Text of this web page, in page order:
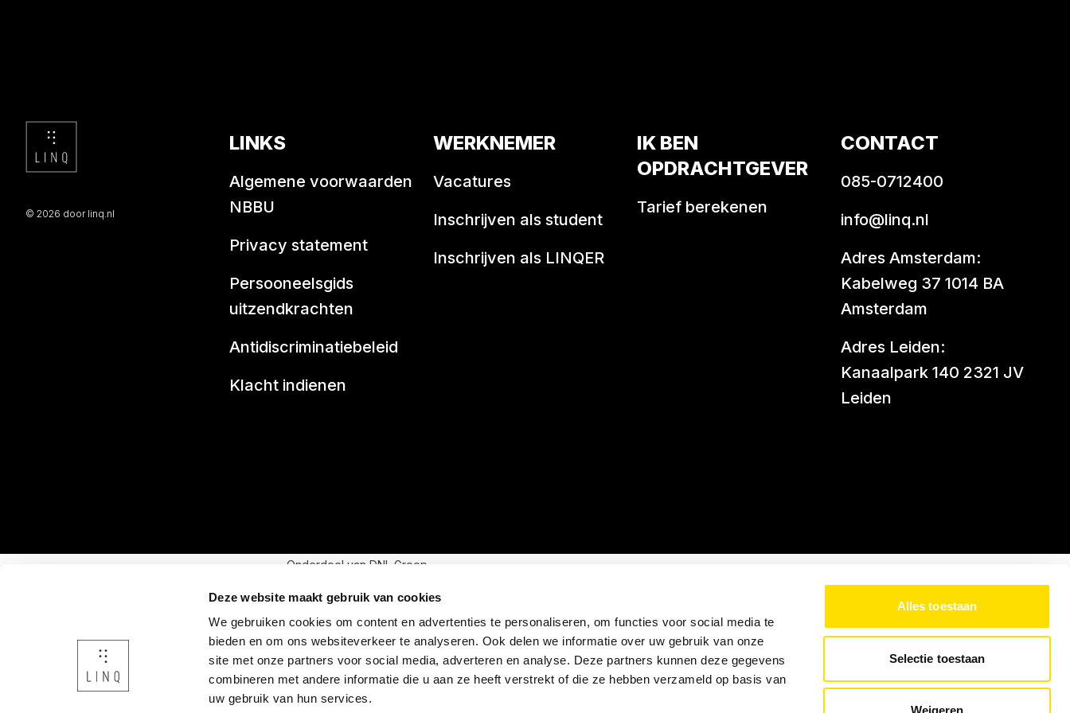
Deze website maakt gebruik van cookies
We gebruiken cookies om content en advertenties te personaliseren, om functies voor social media te
bieden en om ons websiteverkeer te analyseren. Ook delen we informatie over uw gebruik van onze
site met onze partners voor social media, adverteren en analyse. Deze partners kunnen deze gegevens
combineren met andere informatie die u aan ze heeft verstrekt of die ze hebben verzameld op basis van
uw gebruik van hun services.
Alles toestaan
Selectie toestaan
Weigeren
© 2026 door linq.nl
LINKS
Algemene voorwaarden
NBBU
Privacy statement
Persooneelsgids
uitzendkrachten
Antidiscriminatiebeleid
Klacht indienen
WERKNEMER
Vacatures
Inschrijven als student
Inschrijven als LINQER
IK BEN
OPDRACHTGEVER
Tarief berekenen
CONTACT
085-0712400
info@linq.nl
Adres Amsterdam:
Kabelweg 37 1014 BA
Amsterdam
Adres Leiden:
Kanaalpark 140 2321 JV
Leiden
Onderdeel van DNL Groep